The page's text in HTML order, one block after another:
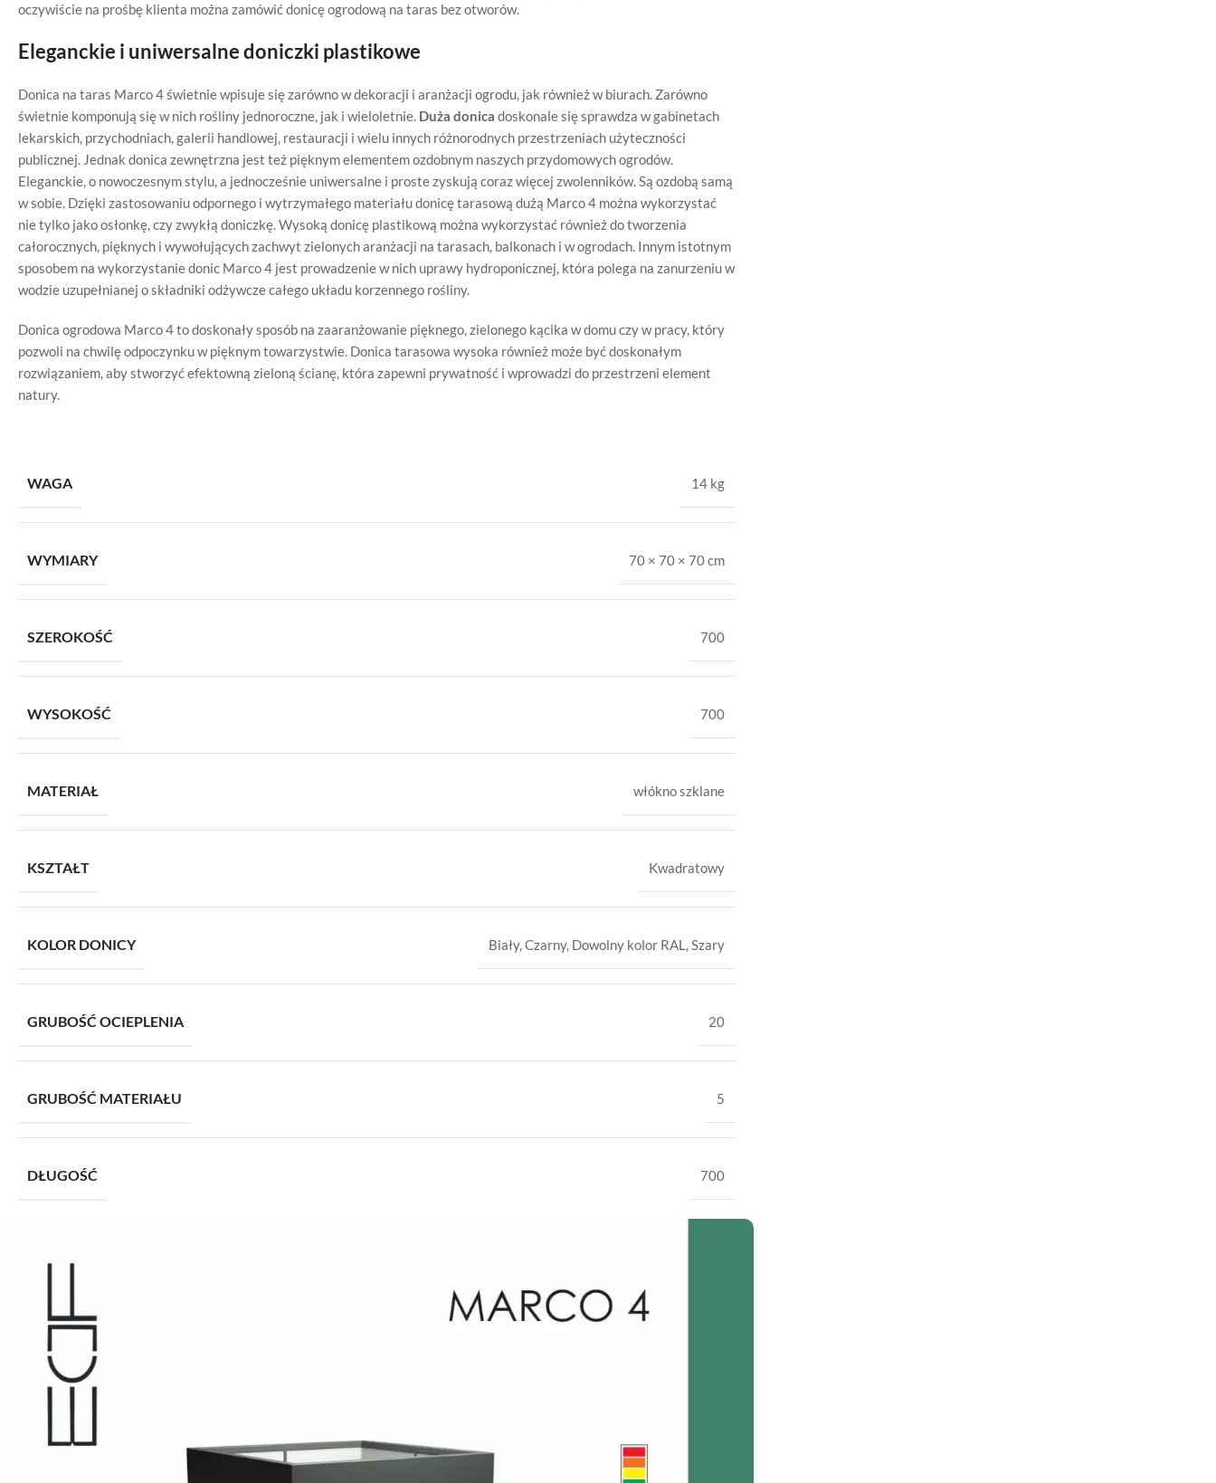
oczywiście na prośbę klienta można zamówić donicę ogrodową na taras bez otworów.
Eleganckie i uniwersalne doniczki plastikowe
Donica na taras Marco 4 świetnie wpisuje się zarówno w dekoracji i aranżacji ogrodu, jak również w biurach. Zarówno
świetnie komponują się w nich rośliny jednoroczne, jak i wieloletnie. Duża donica doskonale się sprawdza w gabinetach
lekarskich, przychodniach, galerii handlowej, restauracji i wielu innych różnorodnych przestrzeniach użyteczności
publicznej. Jednak donica zewnętrzna jest też pięknym elementem ozdobnym naszych przydomowych ogrodów.
Eleganckie, o nowoczesnym stylu, a jednocześnie uniwersalne i proste zyskują coraz więcej zwolenników. Są ozdobą samą
w sobie. Dzięki zastosowaniu odpornego i wytrzymałego materiału donicę tarasową dużą Marco 4 można wykorzystać
nie tylko jako osłonkę, czy zwykłą doniczkę. Wysoką donicę plastikową można wykorzystać również do tworzenia
całorocznych, pięknych i wywołujących zachwyt zielonych aranżacji na tarasach, balkonach i w ogrodach. Innym istotnym
sposobem na wykorzystanie donic Marco 4 jest prowadzenie w nich uprawy hydroponicznej, która polega na zanurzeniu w
wodzie uzupełnianej o składniki odżywcze całego układu korzennego rośliny.
Donica ogrodowa Marco 4 to doskonały sposób na zaaranżowanie pięknego, zielonego kącika w domu czy w pracy, który
pozwoli na chwilę odpoczynku w pięknym towarzystwie. Donica tarasowa wysoka również może być doskonałym
rozwiązaniem, aby stworzyć efektowną zieloną ścianę, która zapewni prywatność i wprowadzi do przestrzeni element
natury.
WAGA 14 kg
WYMIARY 70 × 70 × 70 cm
SZEROKOŚĆ 700
WYSOKOŚĆ 700
MATERIAŁ włókno szklane
KSZTAŁT Kwadratowy
KOLOR DONICY Biały,Czarny, Dowolny kolor RAL,Szary
GRUBOŚĆ OCIEPLENIA 20
GRUBOŚĆ MATERIAŁU 5
DŁUGOŚĆ 700